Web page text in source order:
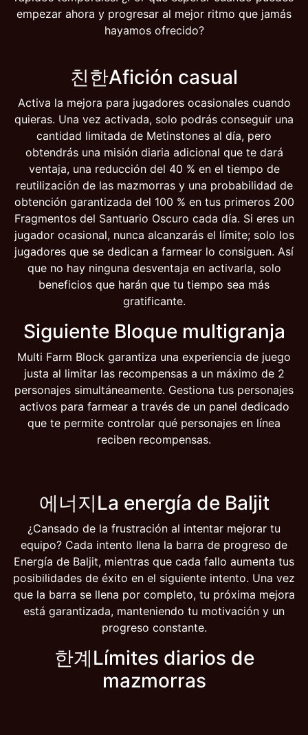
empezar ahora y progresar al mejor ritmo que jamás
hayamos ofrecido?
친한Afición casual
Activa la mejora para jugadores ocasionales cuando
quieras. Una vez activada, solo podrás conseguir una
cantidad limitada de Metinstones al día, pero
obtendrás una misión diaria adicional que te dará
ventaja, una reducción del 40 % en el tiempo de
reutilización de las mazmorras y una probabilidad de
obtención garantizada del 100 % en tus primeros 200
Fragmentos del Santuario Oscuro cada día. Si eres un
jugador ocasional, nunca alcanzarás el límite; solo los
jugadores que se dedican a farmear lo consiguen. Así
que no hay ninguna desventaja en activarla, solo
beneficios que harán que tu tiempo sea más
gratificante.
Siguiente Bloque multigranja
Multi Farm Block garantiza una experiencia de juego
justa al limitar las recompensas a un máximo de 2
personajes simultáneamente. Gestiona tus personajes
activos para farmear a través de un panel dedicado
que te permite controlar qué personajes en línea
reciben recompensas.
에너지La energía de Baljit
¿Cansado de la frustración al intentar mejorar tu
equipo? Cada intento llena la barra de progreso de
Energía de Baljit, mientras que cada fallo aumenta tus
posibilidades de éxito en el siguiente intento. Una vez
que la barra se llena por completo, tu próxima mejora
está garantizada, manteniendo tu motivación y un
progreso constante.
한계Límites diarios de
mazmorras